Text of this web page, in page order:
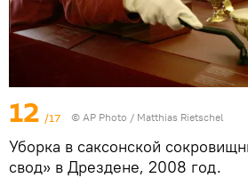
12 /17 © AP Photo / Matthias Rietschel
Уборка в саксонской
свод» в Дрездене, 2008 год.